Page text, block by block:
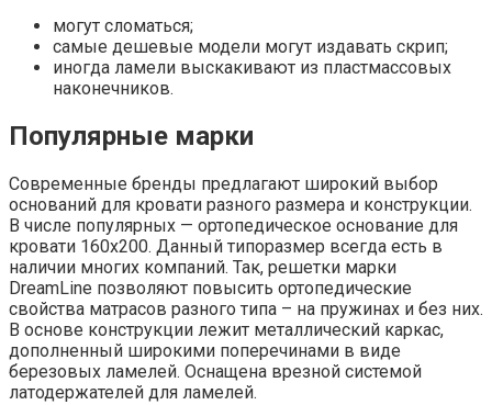
могут сломаться;
самые дешевые модели могут издавать скрип;
иногда ламели выскакивают из пластмассовых
наконечников.
Популярные марки
Современные бренды предлагают широкий выбор
оснований для кровати разного размера и конструкции.
В числе популярных — ортопедическое основание для
кровати 160х200. Данный типоразмер всегда есть в
наличии многих компаний. Так, решетки марки
DreamLine позволяют повысить ортопедические
свойства матрасов разного типа – на пружинах и без них.
В основе конструкции лежит металлический каркас,
дополненный широкими поперечинами в виде
березовых ламелей. Оснащена врезной системой
латодержателей для ламелей.